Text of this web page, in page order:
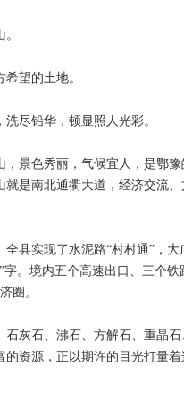
望的土地。
尽铅华，顿显照人光彩。
景色秀丽，气候宜人，是鄂豫
就是南北通衢大道，经济交流
县实现了水泥路“村村通”，大
。境内五个高速出口、三个铁
圈。
灰石、沸石、方解石、重晶石
资源，正以期许的目光打量着